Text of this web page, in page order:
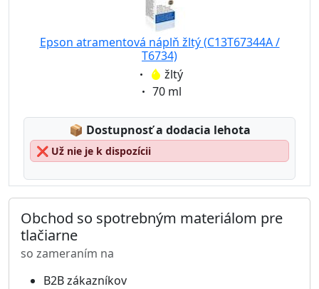
Epson atramentová náplň žltý (C13T67344A /
T6734)
Eigenschaft:
žltý
Eigenschaft:
70 ml
📦 Lagerstatus:
Dostupnosť a dodacia lehota
❌ Už nie je k dispozícii
Obchod so spotrebným materiálom pre
tlačiarne
so zameraním na
B2B zákazníkov